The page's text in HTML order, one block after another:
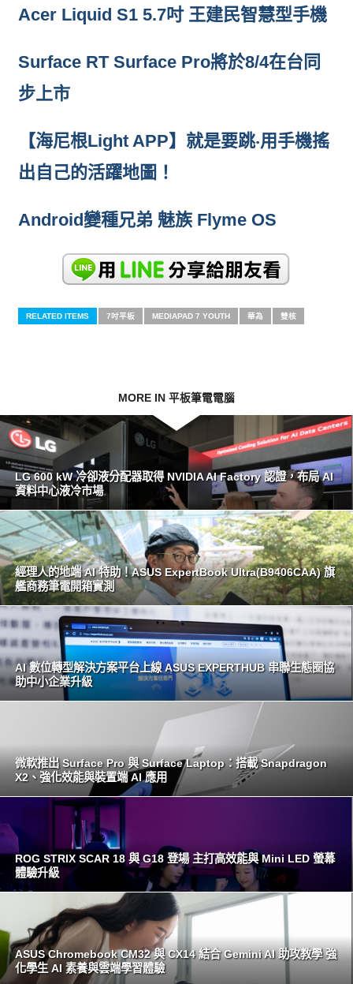
Acer Liquid S1 5.7吋 王建民智慧型手機
Surface RT Surface Pro將於8/4在台同
步上市
【海尼根Light APP】就是要跳‧用手機搖
出自己的活躍地圖！
Android變種兄弟 魅族 Flyme OS
RELATED ITEMS 7吋平板 MEDIAPAD 7 YOUTH 華為 雙核
MORE IN 平板筆電電腦
LG 600 kW 冷卻液分配器取得 NVIDIA AI Factory 認證，布局 AI
資料中心液冷市場
經理人的地端 AI 特助！ASUS ExpertBook Ultra(B9406CAA) 旗
艦商務筆電開箱實測
AI 數位轉型解決方案平台上線 ASUS EXPERTHUB 串聯生態圈協
助中小企業升級
微軟推出 Surface Pro 與 Surface Laptop：搭載 Snapdragon
X2、強化效能與裝置端 AI 應用
ROG STRIX SCAR 18 與 G18 登場 主打高效能與 Mini LED 螢幕
體驗升級
ASUS Chromebook CM32 與 CX14 結合 Gemini AI 助攻教學 強
化學生 AI 素養與雲端學習體驗